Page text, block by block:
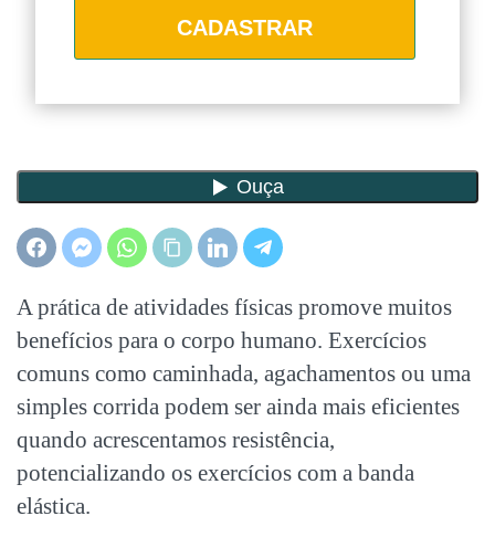
CADASTRAR
A prática de atividades físicas promove muitos
benefícios para o corpo humano. Exercícios
comuns como caminhada, agachamentos ou uma
simples corrida podem ser ainda mais eficientes
quando acrescentamos resistência,
potencializando os exercícios com a banda
elástica.